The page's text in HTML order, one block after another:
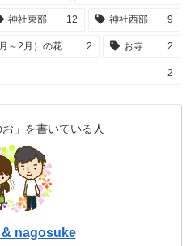
神社東部 12 神社西部 9
～2月）の花 2 お寺 2
2
お」を書いている人
nagosuke